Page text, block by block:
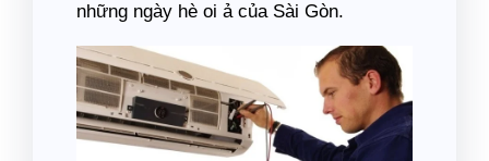
những ngày hè oi ả của Sài Gòn.